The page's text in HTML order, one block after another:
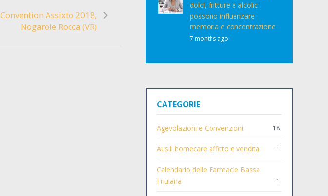
Convention Assixto 2018,
Nogarole Rocca (VR)
dolci, fritture e alcolici
possono influenzare
memoria e concentrazione
7 months ago
CATEGORIE
Agevolazioni e Convenzioni 18
Ausili homecare affitto e vendita 1
Calendario delle Farmacie Bassa
Friulana
1